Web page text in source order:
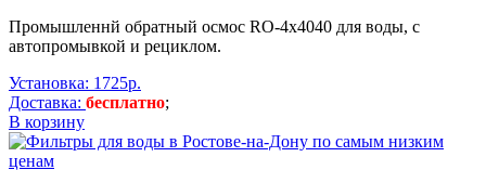
Промышленнй обратный осмос RO-4х4040 для воды, с
автопромывкой и рециклом.
Установка: 1725р.
Доставка: бесплатно;
В корзину